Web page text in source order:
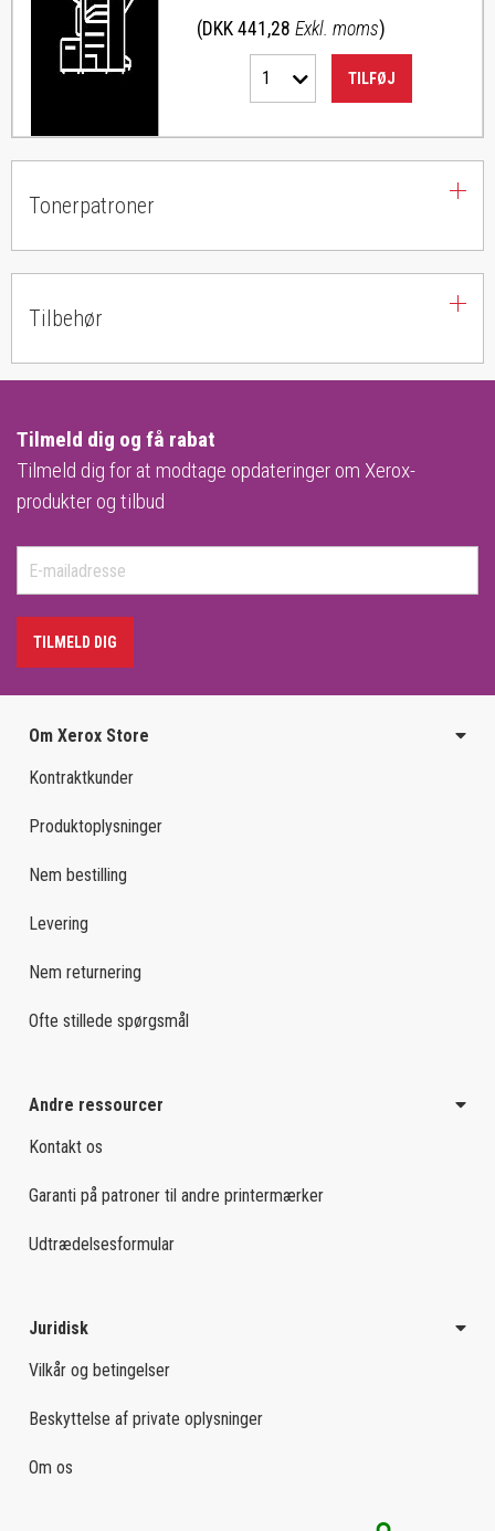
(DKK 441,28 Exkl. moms)
1 TILFØJ
Tonerpatroner
Tilbehør
Tilmeld dig og få rabat
Tilmeld dig for at modtage opdateringer om Xerox-
produkter og tilbud
TILMELD DIG
Om Xerox Store
Kontraktkunder
Produktoplysninger
Nem bestilling
Levering
Nem returnering
Ofte stillede spørgsmål
Andre ressourcer
Kontakt os
Garanti på patroner til andre printermærker
Udtrædelsesformular
Juridisk
Vilkår og betingelser
Beskyttelse af private oplysninger
Om os